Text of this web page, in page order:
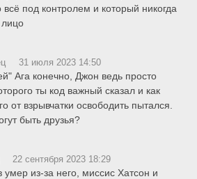
всё под контролем и который никогда
лицо
31 июля 2023 14:50
Ага конечно, Джон ведь просто
ты код важный сказал и как
от взрывчатки освободить пытался.
быть друзья?
22 сентября 2023 18:29
умер из-за него, миссис Хатсон и